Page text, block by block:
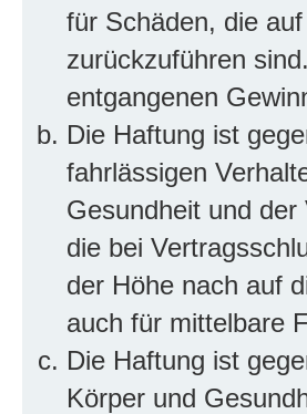
für Schäden, die
zurückzuführen
entgangenen
Die Haftung ist
fahrlässigen
Gesundheit und
die bei
der Höhe nach auf
auch für mittelbare
Die Haftung ist
Körper und